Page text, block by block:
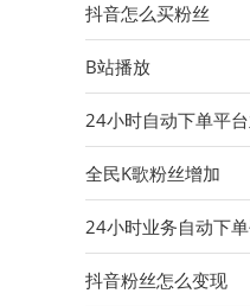
抖音怎么买粉丝
B站播放
24小时自动下单平
全民K歌粉丝增加
24小时业务自动下
抖音粉丝怎么变现